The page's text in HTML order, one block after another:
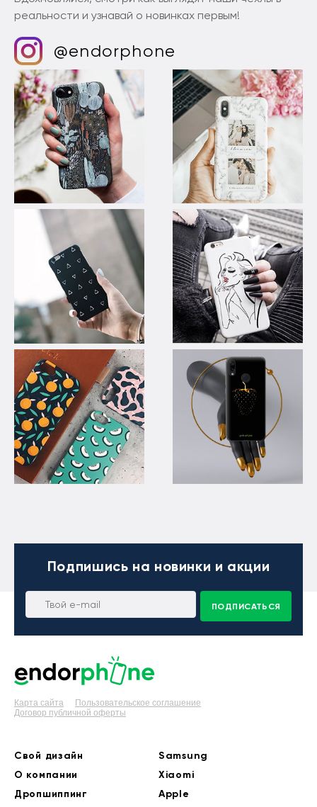
реальности и узнавай о новинках первым!
@endorphone
Подпишись на новинки и акции
ПОДПИСАТЬСЯ
Карта сайта
Пользовательское соглашение
Договор публичной оферты
Свой дизайн
О компании
Дропшиппинг
Samsung
Xiaomi
Apple